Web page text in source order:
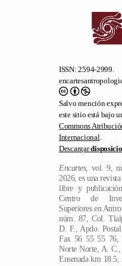
ISSN: 2594-2999.
Salvo mención
este sitio está bajo
Commons
Internacional.
Descargar
Encartes, vol. 9,
2026, es una
libre y
Centro de
Superiores en
núm. 87, Col.
D. F., Apdo.
Fax 56 55 55 76,
Norte Norte, A. C.,
Ensenada km